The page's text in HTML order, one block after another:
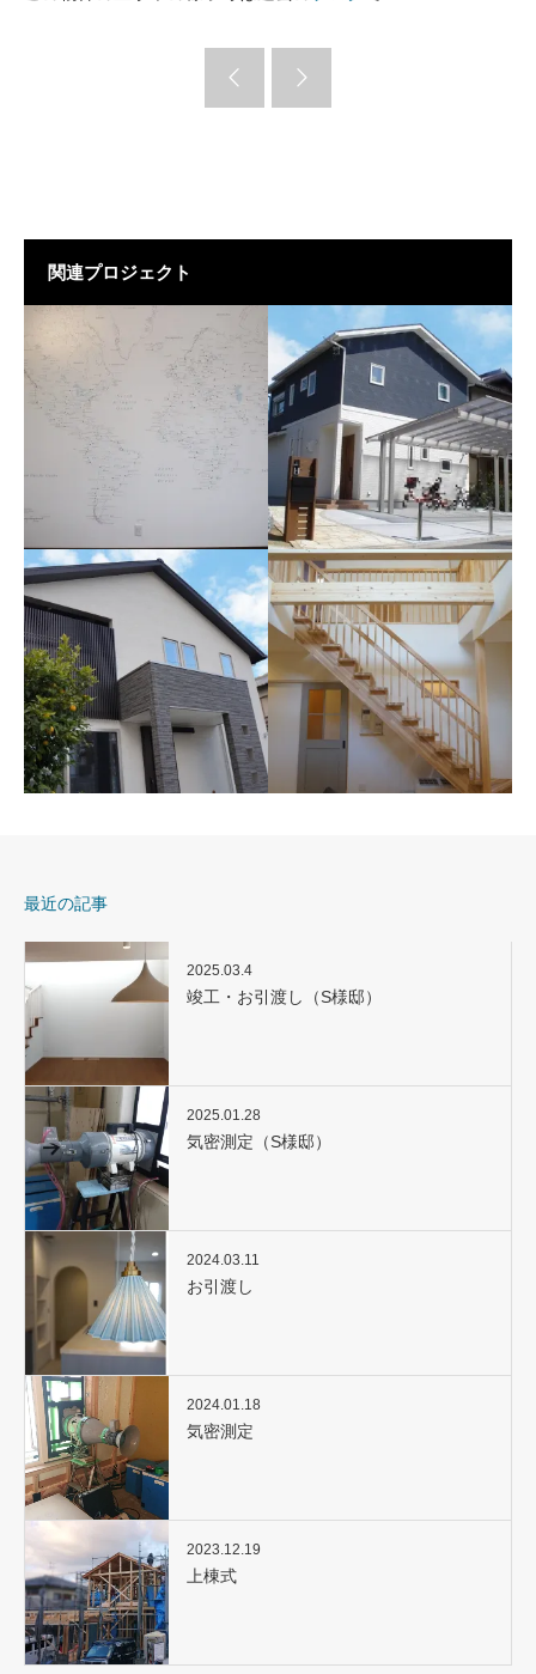
関連プロジェクト
O様邸
木造2階建て 5LDK＋ﾕｰﾃｨﾘﾃ
ｨｰ
木造2階建て 3LDK＋畳ｺｰﾅｰ
S様邸
木造２階建て 2世帯住宅
4LLDK+サンルーフ
最近の記事
2025.03.4
竣工・お引渡し（S様邸）
2025.01.28
気密測定（S様邸）
2024.03.11
お引渡し
2024.01.18
気密測定
2023.12.19
上棟式